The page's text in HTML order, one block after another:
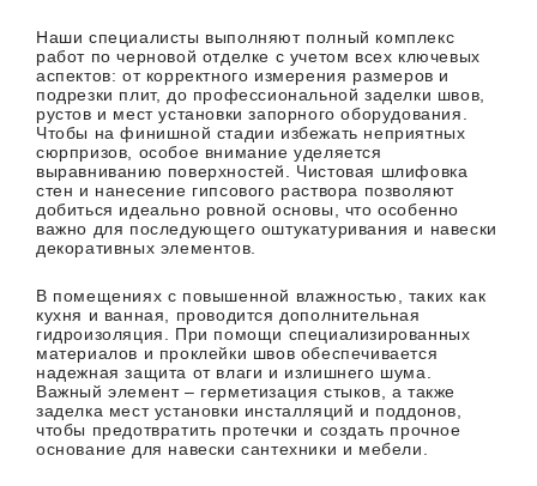
Наши специалисты выполняют полный комплекс
работ по черновой отделке с учетом всех ключевых
аспектов: от корректного измерения размеров и
подрезки плит, до профессиональной заделки швов,
рустов и мест установки запорного оборудования.
Чтобы на финишной стадии избежать неприятных
сюрпризов, особое внимание уделяется
выравниванию поверхностей. Чистовая шлифовка
стен и нанесение гипсового раствора позволяют
добиться идеально ровной основы, что особенно
важно для последующего оштукатуривания и навески
декоративных элементов.
В помещениях с повышенной влажностью, таких как
кухня и ванная, проводится дополнительная
гидроизоляция. При помощи специализированных
материалов и проклейки швов обеспечивается
надежная защита от влаги и излишнего шума.
Важный элемент – герметизация стыков, а также
заделка мест установки инсталляций и поддонов,
чтобы предотвратить протечки и создать прочное
основание для навески сантехники и мебели.